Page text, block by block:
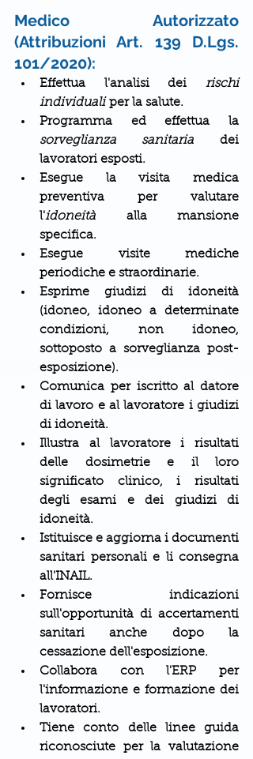
Medico Autorizzato
(Attribuzioni Art. 139 D.Lgs.
101/2020):
Effettua l'analisi dei rischi
individuali per la salute.
sorveglianza sanitaria dei
lavoratori esposti.
Esegue la visita medica
preventiva per valutare
l'idoneità alla mansione
specifica.
Esegue visite mediche
periodiche e straordinarie.
Esprime giudizi di idoneità
(idoneo, idoneo a determinate
condizioni, non idoneo,
sottoposto a sorveglianza post-
esposizione).
Comunica per iscritto al datore
di lavoro e al lavoratore i giudizi
di idoneità.
Illustra al lavoratore i risultati
delle dosimetrie e il loro
significato clinico, i risultati
degli esami e dei giudizi di
idoneità.
Istituisce e aggiorna i documenti
sanitari personali e li consegna
all'INAIL.
Fornisce indicazioni
sull'opportunità di accertamenti
sanitari anche dopo la
cessazione dell'esposizione.
Collabora con l'ERP per
l'informazione e formazione dei
lavoratori.
Tiene conto delle linee guida
riconosciute per la valutazione